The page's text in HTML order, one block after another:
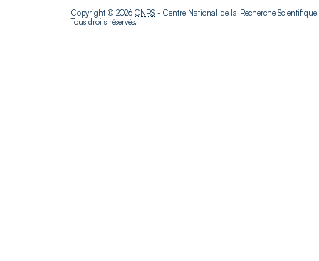
Copyright © 2026CNRS - Centre National de la Recherche Scientifique.
Tous droits réservés.